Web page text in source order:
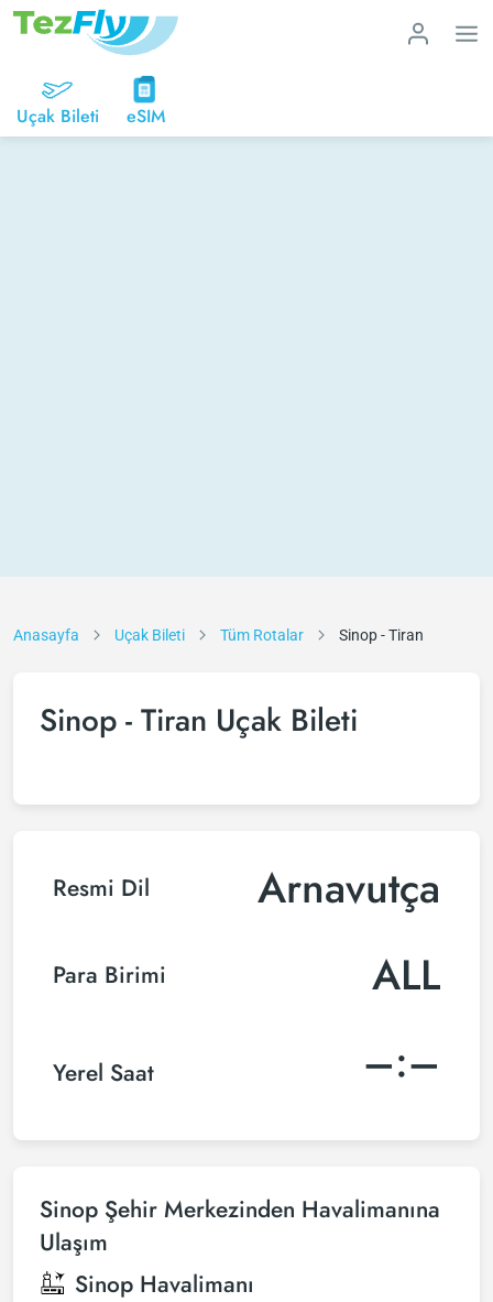
Uçak Bileti eSIM
Anasayfa Uçak Bileti Tüm Rotalar Sinop - Tiran
Sinop - Tiran Uçak Bileti
Resmi Dil Arnavutça
Para Birimi ALL
Yerel Saat –:–
Sinop Şehir Merkezinden Havalimanına
Ulaşım
Sinop Havalimanı